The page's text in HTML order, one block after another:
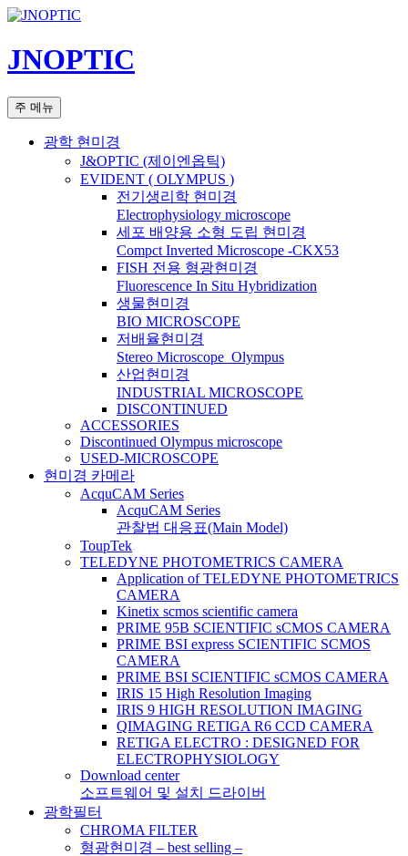
컨
츠
로
너
JNOPTIC
검
색
주 메뉴
광학 현미경
J&OPTIC (제이엔옵틱)
EVIDENT ( OLYMPUS )
전기생리학 현미경
Electrophysiology microscope
세포 배양용 소형 도립 현미경
Compct Inverted Microscope -CKX53
FISH 전용 형광현미경
Fluorescence In Situ Hybridization
생물현미경
BIO MICROSCOPE
저배율현미경
Stereo Microscope_Olympus
산업현미경
INDUSTRIAL MICROSCOPE
DISCONTINUED
ACCESSORIES
Discontinued Olympus microscope
USED-MICROSCOPE
현미경 카메라
AcquCAM Series
AcquCAM Series
관찰법 대응표(Main Model)
ToupTek
TELEDYNE PHOTOMETRICS CAMERA
Application of TELEDYNE PHOTOMETRICS
CAMERA
Kinetix scmos scientific camera
PRIME 95B SCIENTIFIC sCMOS CAMERA
PRIME BSI express SCIENTIFIC SCMOS
CAMERA
PRIME BSI SCIENTIFIC sCMOS CAMERA
IRIS 15 High Resolution Imaging
IRIS 9 HIGH RESOLUTION IMAGING
QIMAGING RETIGA R6 CCD CAMERA
RETIGA ELECTRO : DESIGNED FOR
ELECTROPHYSIOLOGY
Download center
소프트웨어 및 설치 드라이버
광학필터
CHROMA FILTER
형광현미경 – best selling –